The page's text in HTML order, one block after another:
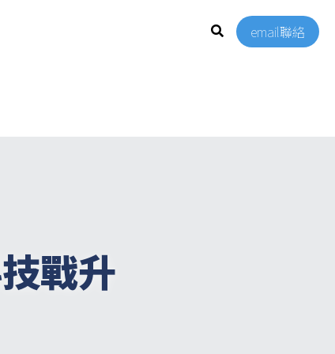
email聯絡
戰升